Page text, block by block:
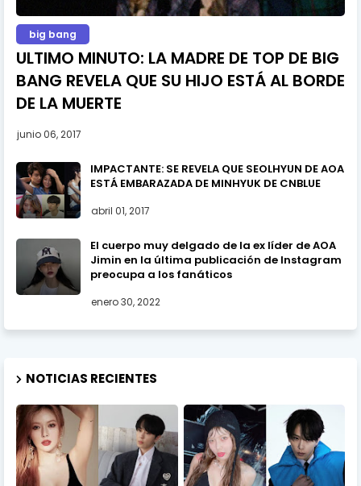
big bang
ULTIMO MINUTO: LA MADRE DE TOP DE BIG
BANG REVELA QUE SU HIJO ESTÁ AL BORDE
DE LA MUERTE
junio 06, 2017
IMPACTANTE: SE REVELA QUE SEOLHYUN DE AOA
ESTÁ EMBARAZADA DE MINHYUK DE CNBLUE
abril 01, 2017
El cuerpo muy delgado de la ex líder de AOA
Jimin en la última publicación de Instagram
preocupa a los fanáticos
enero 30, 2022
NOTICIAS RECIENTES